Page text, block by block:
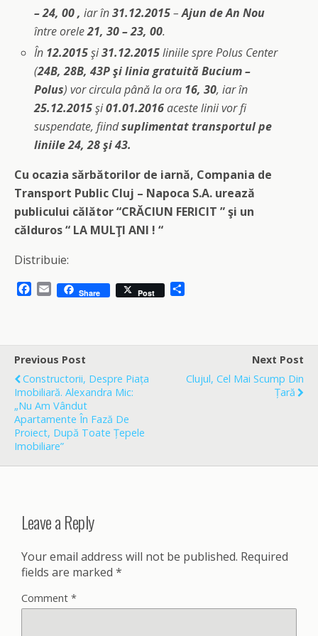
– 24, 00 ,iar în31.12.2015–Ajun de An Nou
între orele21, 30 – 23, 00.
În 12.2015şi31.12.2015liniile spre Polus Center
(24B, 28B, 43P şi linia gratuită Bucium –
Polus) vor circula până la ora 16, 30, iar în
25.12.2015şi01.01.2016aceste linii vor fi
suspendate, fiindsuplimentat transportul pe
liniile 24, 28 şi 43.
Cu ocazia sărbătorilor de iarnă, Compania de
Transport Public Cluj – Napoca S.A. urează
publicului călător “CRĂCIUN FERICIT ” şi un
călduros “ LA MULŢI ANI ! “
Distribuie:
b
o
o
k
E
l
Share Post
e
Previous Post
Constructorii, Despre Piața
Imobiliară. Alexandra Mic:
„Nu Am Vândut
Apartamente În Fază De
Proiect, După Toate Țepele
Imobiliare”
Next Post
Clujul, Cel Mai Scump Din
Țară
Leave a Reply
Your email address will not be published. Required
fields are marked *
Comment *